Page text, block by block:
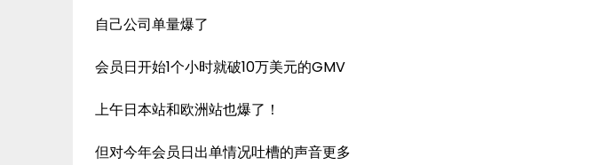
自己公司单量爆了
会员日开始1个小时就破10万美元的GMV
上午日本站和欧洲站也爆了！
但对今年会员日出单情况吐槽的声音更多